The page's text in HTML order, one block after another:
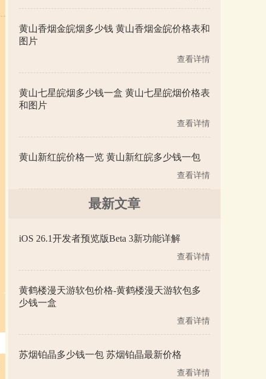
黄山香烟金皖烟多少钱 黄山香烟金皖价格表和
图片
查看详情
黄山七星皖烟多少钱一盒 黄山七星皖烟价格表
和图片
查看详情
黄山新红皖价格一览 黄山新红皖多少钱一包
查看详情
最新文章
iOS 26.1开发者预览版Beta 3新功能详解
查看详情
黄鹤楼漫天游软包价格-黄鹤楼漫天游软包多
少钱一盒
查看详情
苏烟铂晶多少钱一包 苏烟铂晶最新价格
查看详情